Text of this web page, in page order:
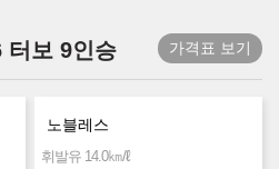
터보 9인승 가격표 보기
노블레스
휘발유 14.0㎞/ℓ